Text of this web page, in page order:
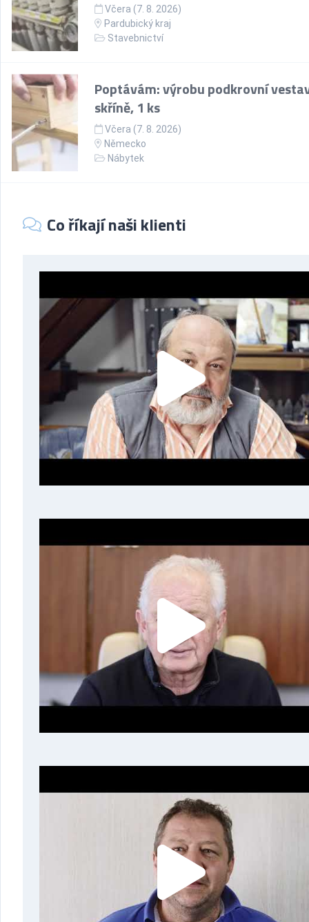
Včera (7. 8. 2026)
Pardubický kraj
Stavebnictví
Poptávám: výrobu podkrovní
skříně, 1 ks
Včera (7. 8. 2026)
Německo
Nábytek
Co říkají naši klienti